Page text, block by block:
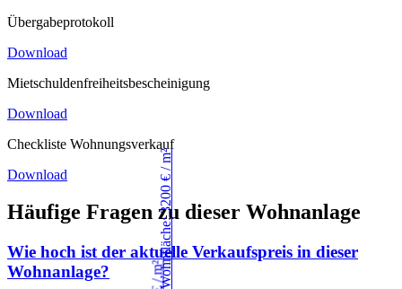
Übergabeprotokoll
Download
Mietschuldenfreiheitsbescheinigung
Download
Checkliste Wohnungsverkauf
Download
Häufige Fragen zu dieser Wohnanlage
Wie hoch ist der aktuelle Verkaufspreis in dieser
Wohnanlage?